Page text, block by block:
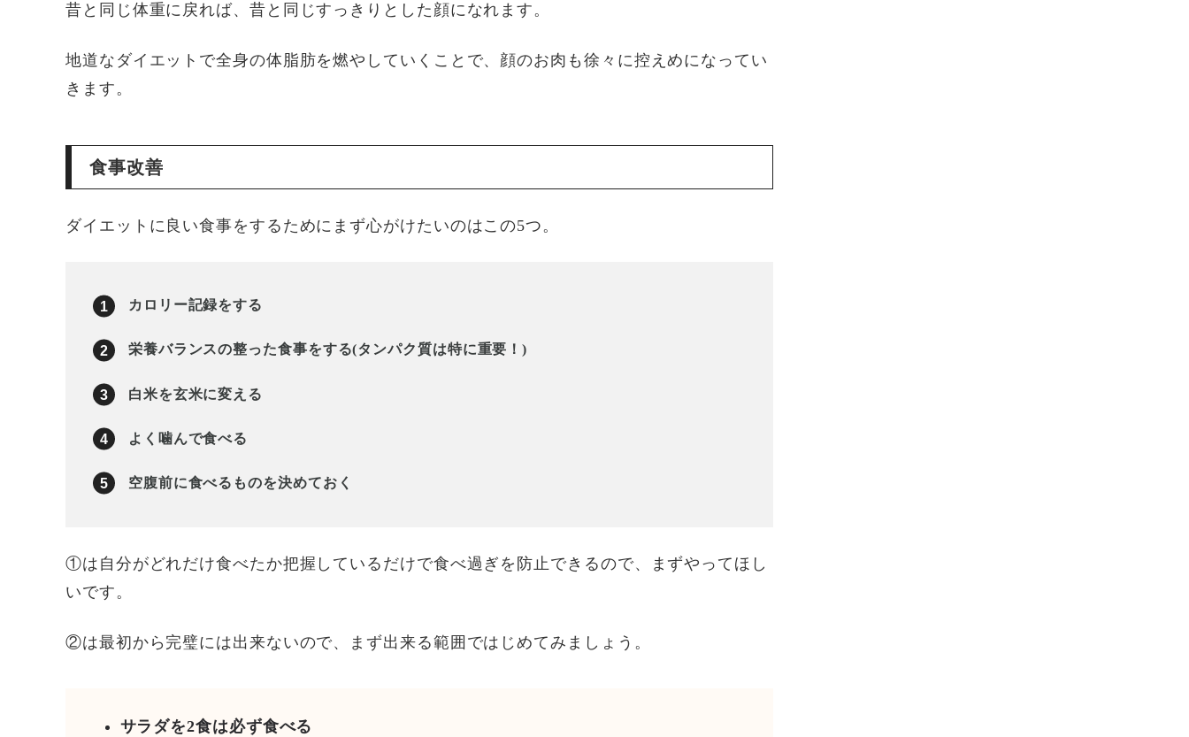
昔と同じ体重に戻れば、昔と同じすっきりとした顔になれます。
地道なダイエットで全身の体脂肪を燃やしていくことで、顔のお肉も徐々に控えめになってい
きます。
食事改善
ダイエットに良い食事をするためにまず心がけたいのはこの5つ。
カロリー記録をする
栄養バランスの整った食事をする(タンパク質は特に重要！)
白米を玄米に変える
よく噛んで食べる
空腹前に食べるものを決めておく
①は自分がどれだけ食べたか把握しているだけで食べ過ぎを防止できるので、まずやってほし
いです。
②は最初から完璧には出来ないので、まず出来る範囲ではじめてみましょう。
サラダを2食は必ず食べる